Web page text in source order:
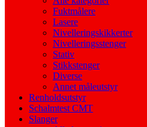
Fuktmålere
Lasere
Nivelleringskikkerter
Nivelleringsstenger
Stativ
Stikkstenger
Diverse
Annet måleutstyr
Renholdsutstyr
Schalmtest CMT
Slanger